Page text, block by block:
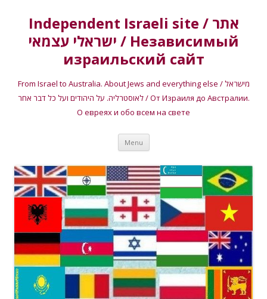
Independent Israeli site / אתר
ישראלי עצמאי / Независимый
израильский сайт
From Israel to Australia. About Jews and everything else / מישראל
לאוסטרליה. על היהודים ועל כל דבר אחר / От Израиля до Австралии.
О евреях и обо всем на свете
Menu Skip
content